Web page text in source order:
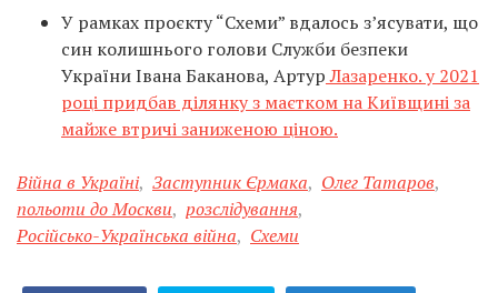
У рамках проєкту “Схеми” вдалось з’ясувати, що
син колишнього голови Служби безпеки
України Івана Баканова, АртурЛазаренко. у 2021
році придбав ділянку з маєтком на Київщині за
майже втричі заниженою ціною.
Війна в Україні, Заступник Єрмака, Олег Татаров,
польоти до Москви, розслідування,
Російсько-Українська війна, Схеми